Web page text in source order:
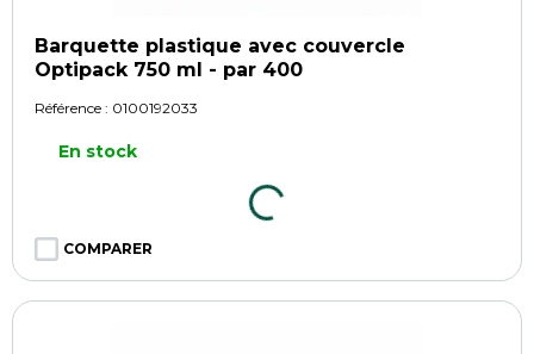
Barquette plastique avec couvercle
Optipack 750 ml - par 400
Référence : 0100192033
En stock
COMPARER